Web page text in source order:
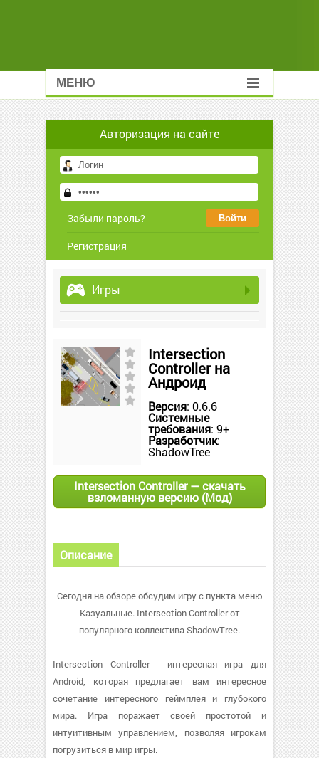
МЕНЮ
Авторизация на сайте
Забыли пароль?
Регистрация
Игры
Intersection
Controller на
Андроид
Версия: 0.6.6
Системные
требования: 9+
Разработчик:
ShadowTree
Intersection Controller — скачать
взломанную версию (Мод)
Описание
Сегодня на обзоре обсудим игру с пункта меню
Казуальные. Intersection Controller от
популярного коллектива ShadowTree.
Intersection Controller - интересная игра для
Android, которая предлагает вам интересное
сочетание интересного геймплея и глубокого
мира. Игра поражает своей простотой и
интуитивным управлением, позволяя игрокам
погрузиться в мир игры.